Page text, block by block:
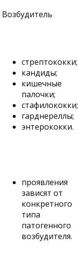
Возбудитель
стрептококки;
кандиды;
кишечные
палочки;
стафилококки;
гарднереллы;
энтерококки.
проявления
зависят от
конкретного
типа
патогенного
возбудителя.